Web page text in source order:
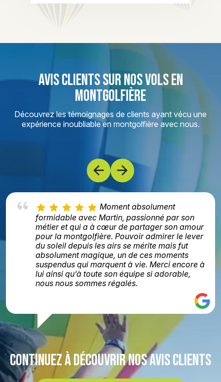
AVIS CLIENTS SUR NOS VOLS EN
MONTGOLFIÈRE
Découvrez les témoignages de clients ayant vécu une
expérience inoubliable en montgolfière avec nous.
Moment absolument
formidable avec Martin, passionné par son
métier et qui a à cœur de partager son amour
pour la montgolfière. Pouvoir admirer le lever
du soleil depuis les airs se mérite mais fut
absolument magique, un de ces moments
suspendus qui marquent à vie. Merci encore à
lui ainsi qu’à toute son équipe si adorable,
nous nous sommes régalés.
CONTINUEZ À DÉCOUVRIR NOS AVIS CLIENTS